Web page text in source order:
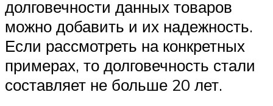
долговечности данных товаров
можно добавить и их надежность.
Если рассмотреть на конкретных
примерах, то долговечность стали
составляет не больше 20 лет.